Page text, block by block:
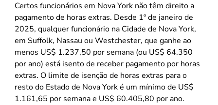
Certos funcionários em Nova York não têm direito a
pagamento de horas extras. Desde 1º de janeiro de
2025, qualquer funcionário na Cidade de Nova York,
em Suffolk, Nassau ou Westchester, que ganhe ao
menos US$ 1.237,50 por semana (ou US$ 64.350
por ano) está isento de receber pagamento por horas
extras. O limite de isenção de horas extras para o
resto do Estado de Nova York é um mínimo de US$
1.161,65 por semana e US$ 60.405,80 por ano.